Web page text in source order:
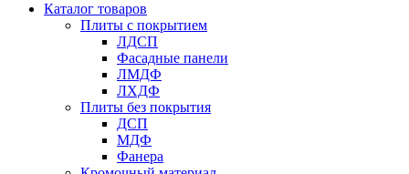
Каталог товаров
Плиты с покрытием
ЛДСП
Фасадные панели
ЛМДФ
ЛХДФ
Плиты без покрытия
ДСП
МДФ
Фанера